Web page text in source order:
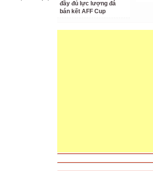
đầy đủ lực lượng đá
bán kết AFF Cup